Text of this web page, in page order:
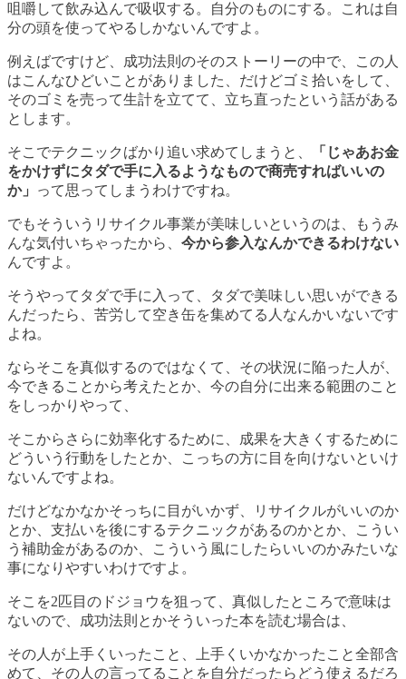
咀嚼して飲み込んで吸収する。自分のものにする。これは自
分の頭を使ってやるしかないんですよ。
例えばですけど、成功法則のそのストーリーの中で、この人
はこんなひどいことがありました、だけどゴミ拾いをして、
そのゴミを売って生計を立てて、立ち直ったという話がある
とします。
そこでテクニックばかり追い求めてしまうと、
「じゃあお金
をかけずにタダで手に入るようなもので商売すればいいの
か」
って思ってしまうわけですね。
でもそういうリサイクル事業が美味しいというのは、もうみ
んな気付いちゃったから、 今から参入なんかできるわけない
んですよ。
そうやってタダで手に入って、タダで美味しい思いができる
んだったら、苦労して空き缶を集めてる人なんかいないです
よね。
ならそこを真似するのではなくて、その状況に陥った人が、
今できることから考えたとか、今の自分に出来る範囲のこと
をしっかりやって、
そこからさらに効率化するために、成果を大きくするために
どういう行動をしたとか、こっちの方に目を向けないといけ
ないんですよね。
だけどなかなかそっちに目がいかず、リサイクルがいいのか
とか、支払いを後にするテクニックがあるのかとか、こうい
う補助金があるのか、こういう風にしたらいいのかみたいな
事になりやすいわけですよ。
そこを2匹目のドジョウを狙って、真似したところで意味は
ないので、成功法則とかそういった本を読む場合は、
その人が上手くいったこと、上手くいかなかったこと全部含
めて、その人の言ってることを自分だったらどう使えるだろ